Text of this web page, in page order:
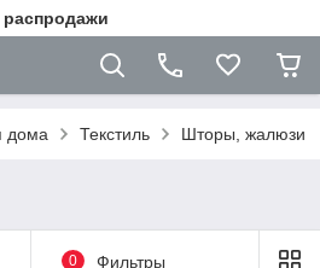
распродажи
дома Текстиль Шторы, жалюзи
0 Фильтры